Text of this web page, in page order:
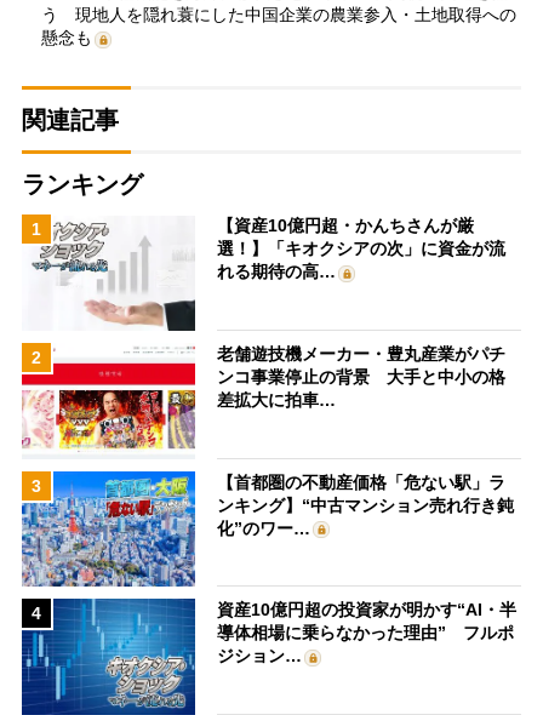
う 現地人を隠れ蓑にした中国企業の農業参入・土地取得への
懸念も
関連記事
ランキング
1
【資産10億円超・かんちさんが厳
選！】「キオクシアの次」に資金が流
れる期待の高…
2
老舗遊技機メーカー・豊丸産業がパチ
ンコ事業停止の背景 大手と中小の格
差拡大に拍車…
3
【首都圏の不動産価格「危ない駅」ラ
ンキング】“中古マンション売れ行き鈍
化”のワー…
4
資産10億円超の投資家が明かす“AI・半
導体相場に乗らなかった理由” フルポ
ジション…